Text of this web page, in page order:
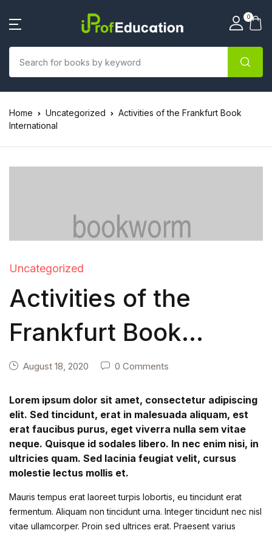
0
Home Uncategorized
Activities of the Frankfurt Book
International
Uncategorized
Activities of the
Frankfurt Book
International
August 18, 2020 0 Comments
Lorem ipsum dolor sit amet, consectetur adipiscing
elit. Sed tincidunt, erat in malesuada aliquam, est
erat faucibus purus, eget viverra nulla sem vitae
neque. Quisque id sodales libero. In nec enim nisi, in
ultricies quam. Sed lacinia feugiat velit, cursus
molestie lectus mollis et.
Mauris tempus erat laoreet turpis lobortis, eu tincidunt erat
fermentum. Aliquam non tincidunt urna. Integer tincidunt nec nisl
vitae ullamcorper. Proin sed ultrices erat. Praesent varius